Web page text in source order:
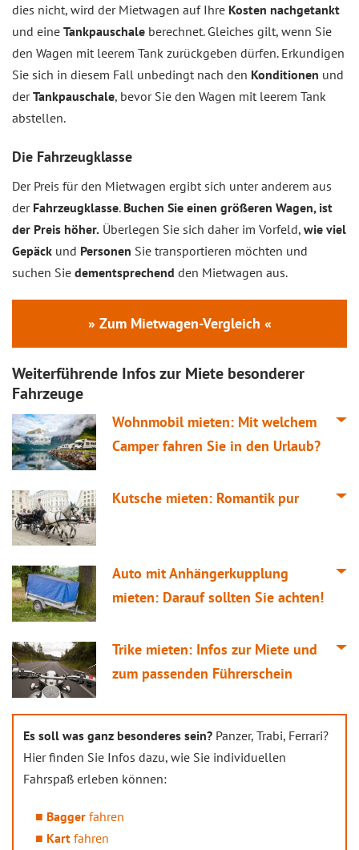
dies nicht, wird der Mietwagen auf Ihre Kosten nachgetankt
und eine Tankpauschale berechnet. Gleiches gilt, wenn Sie
den Wagen mit leerem Tank zurückgeben dürfen. Erkundigen
Sie sich in diesem Fall unbedingt nach den Konditionen und
derTankpauschale, bevor Sie den Wagen mit leerem Tank
abstellen.
Die Fahrzeugklasse
Der Preis für den Mietwagen ergibt sich unter anderem aus
der Fahrzeugklasse. Buchen Sie einen größeren Wagen, ist
der Preis höher. Überlegen Sie sich daher im Vorfeld, wie viel
Gepäck und Personen Sie transportieren möchten und
suchen Sie dementsprechend den Mietwagen aus.
» Zum Mietwagen-Vergleich «
Weiterführende Infos zur Miete besonderer
Fahrzeuge
Wohnmobil mieten: Mit welchem
Camper fahren Sie in den Urlaub?
Kutsche mieten: Romantik pur
Auto mit Anhängerkupplung
mieten: Darauf sollten Sie achten!
Trike mieten: Infos zur Miete und
zum passenden Führerschein
Es soll was ganz besonderes sein? Panzer, Trabi, Ferrari?
Hier finden Sie Infos dazu, wie Sie individuellen
Fahrspaß erleben können:
Bagger fahren
Kart fahren